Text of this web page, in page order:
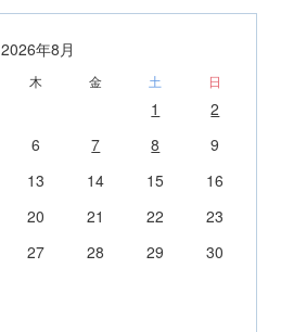
2026年8月
木 金 土 日
1
2
6 7 8
9
13 14 15
16
20 21 22
23
27 28 29
30